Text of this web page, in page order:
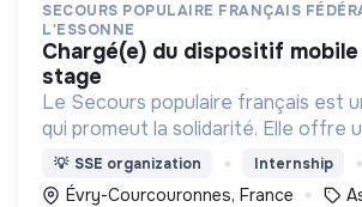
SECOURS POPULAIRE FRANÇAIS
L'ESSONNE
chargé(e) du dispositif mobile solidaribus -
stage
Le Secours populaire français est
qui promeut la solidarité. Elle offre
alimentaire, matérielle, facilite
la culture, aux loisirs et aux vacances
💡 SSE organization Internship
Évry-Courcouronnes, France